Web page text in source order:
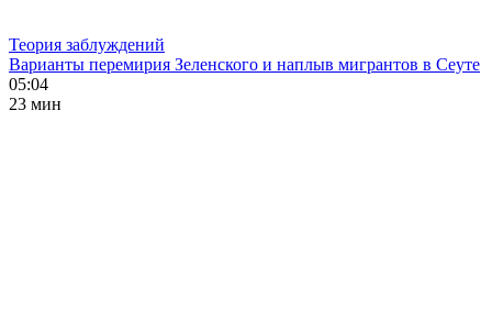
Теория заблуждений
Варианты перемирия Зеленского и наплыв мигрантов в Сеуте
05:04
23 мин